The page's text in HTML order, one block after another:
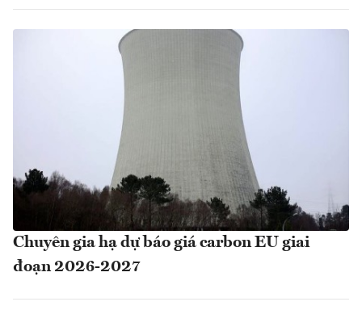
Chuyên gia hạ dự báo giá carbon EU giai
đoạn 2026-2027